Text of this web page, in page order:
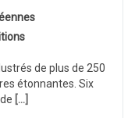
de plus de 250
étonnantes. Six
[...]